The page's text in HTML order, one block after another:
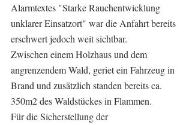
Alarmtextes "Starke Rauchentwicklung
unklarer Einsatzort" war die Anfahrt bereits
erschwert jedoch weit sichtbar.
Zwischen einem Holzhaus und dem
angrenzendem Wald, geriet ein Fahrzeug in
Brand und zusätzlich standen bereits ca.
350m2 des Waldstückes in Flammen.
Für die Sicherstellung der